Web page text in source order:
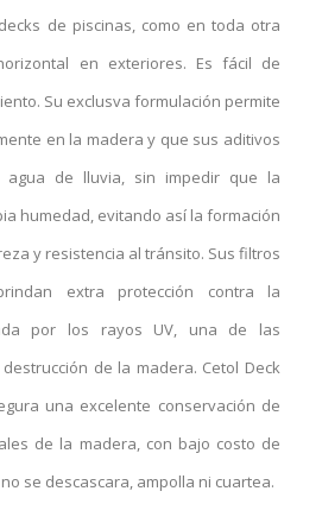
de piscinas, como en toda otra
en exteriores. Es fácil de
Su exclusva formulación permite
en la madera y que sus aditivos
agua de lluvia, sin impedir que la
humedad, evitando así la formación
y resistencia al tránsito. Sus filtros
extra protección contra la
por los rayos UV, una de las
de la madera. Cetol Deck
una excelente conservación de
de la madera, con bajo costo de
se descascara, ampolla ni cuartea.